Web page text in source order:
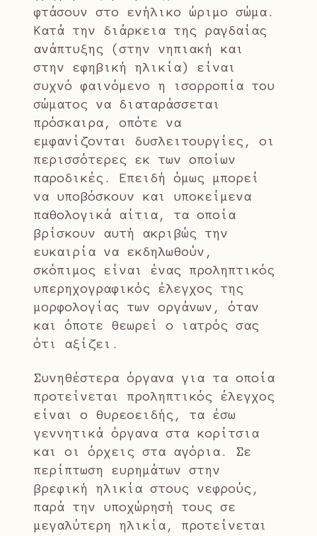
φτάσουν στο ενήλικο ώριμο σώμα.
Κατά την διάρκεια της ραγδαίας
ανάπτυξης (στην νηπιακή και
στην εφηβική ηλικία) είναι
συχνό φαινόμενο η ισορροπία του
σώματος να διαταράσσεται
πρόσκαιρα, οπότε να
εμφανίζονται δυσλειτουργίες, οι
περισσότερες εκ των οποίων
παροδικές. Επειδή όμως μπορεί
να υποβόσκουν και υποκείμενα
παθολογικά αίτια, τα οποία
βρίσκουν αυτή ακριβώς την
ευκαιρία να εκδηλωθούν,
σκόπιμος είναι ένας προληπτικός
υπερηχογραφικός έλεγχος της
μορφολογίας των οργάνων, όταν
και όποτε θεωρεί ο ιατρός σας
ότι αξίζει.
Συνηθέστερα όργανα για τα οποία
προτείνεται προληπτικός έλεγχος
είναι ο θυρεοειδής, τα έσω
γεννητικά όργανα στα κορίτσια
και οι όρχεις στα αγόρια. Σε
περίπτωση ευρημάτων στην
βρεφική ηλικία στους νεφρούς,
παρά την υποχώρησή τους σε
μεγαλύτερη ηλικία, προτείνεται